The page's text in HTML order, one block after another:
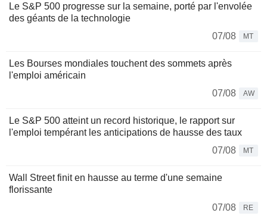
Le S&P 500 progresse sur la semaine, porté par l'envolée
des géants de la technologie
07/08
MT
Les Bourses mondiales touchent des sommets après
l'emploi américain
07/08
AW
Le S&P 500 atteint un record historique, le rapport sur
l'emploi tempérant les anticipations de hausse des taux
07/08
MT
Wall Street finit en hausse au terme d'une semaine
florissante
07/08
RE